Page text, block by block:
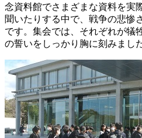
念資料館でさまざまな資料を実
聞いたりする中で、戦争の悲惨
です。集会では、それぞれが犠
の誓いをしっかり胸に刻みました